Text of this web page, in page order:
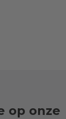
op onze